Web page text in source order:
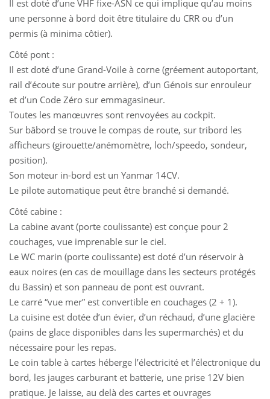
Il est doté d’une VHF fixe-ASN ce qui implique qu’au moins
une personne à bord doit être titulaire du CRR ou d’un
permis (à minima côtier).
Côté pont :
Il est doté d’une Grand-Voile à corne (gréement autoportant,
rail d’écoute sur poutre arrière), d’un Génois sur enrouleur
et d’un Code Zéro sur emmagasineur.
Toutes les manœuvres sont renvoyées au cockpit.
Sur bâbord se trouve le compas de route, sur tribord les
afficheurs (girouette/anémomètre, loch/speedo, sondeur,
position).
Son moteur in-bord est un Yanmar 14CV.
Le pilote automatique peut être branché si demandé.
Côté cabine :
La cabine avant (porte coulissante) est conçue pour 2
couchages, vue imprenable sur le ciel.
Le WC marin (porte coulissante) est doté d’un réservoir à
eaux noires (en cas de mouillage dans les secteurs protégés
du Bassin) et son panneau de pont est ouvrant.
Le carré “vue mer” est convertible en couchages (2 + 1).
La cuisine est dotée d’un évier, d’un réchaud, d’une glacière
(pains de glace disponibles dans les supermarchés) et du
nécessaire pour les repas.
Le coin table à cartes héberge l’électricité et l’électronique du
bord, les jauges carburant et batterie, une prise 12V bien
pratique. Je laisse, au delà des cartes et ouvrages